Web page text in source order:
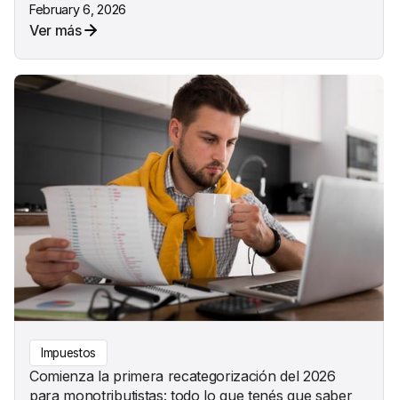
February 6, 2026
Ver más
Impuestos
Comienza la primera recategorización del 2026
para monotributistas: todo lo que tenés que saber